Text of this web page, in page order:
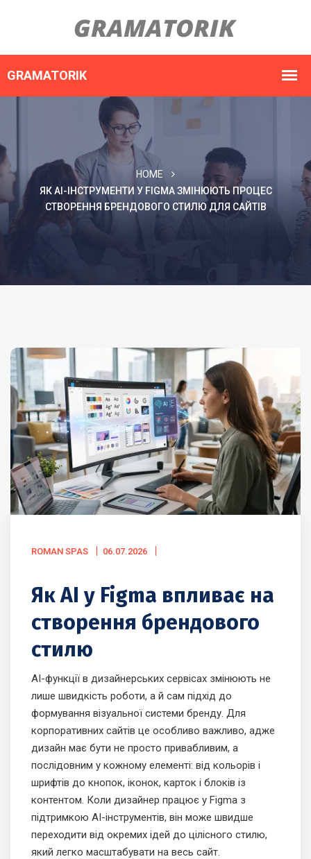
HOME
ЯК AI-ІНСТРУМЕНТИ У FIGMA ЗМІНЮЮТЬ ПРОЦЕС
СТВОРЕННЯ БРЕНДОВОГО СТИЛЮ ДЛЯ САЙТІВ
ROMAN SPAS 06.07.2026
Як AI у Figma впливає на
створення брендового
стилю
AI-функції в дизайнерських сервісах змінюють не
лише швидкість роботи, а й сам підхід до
формування візуальної системи бренду. Для
корпоративних сайтів це особливо важливо, адже
дизайн має бути не просто привабливим, а
послідовним у кожному елементі: від кольорів і
шрифтів до кнопок, іконок, карток і блоків із
контентом. Коли дизайнер працює у Figma з
підтримкою AI-інструментів, він може швидше
переходити від окремих ідей до цілісного стилю,
який легко масштабувати на весь сайт.